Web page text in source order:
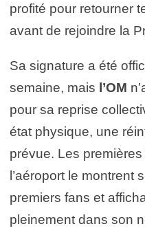
profité pour retourner
avant de rejoindre la
Sa signature a été
semaine, mais l’OM
pour sa reprise
état physique, une
prévue. Les
l’aéroport le montrent
premiers fans et
pleinement dans son